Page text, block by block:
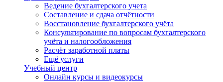
Ведение бухгалтерского учета
Составление и сдача отчётности
Восстановление бухгалтерского учёта
Консультирование по вопросам бухгалтерского
учёта и налогообложения
Расчёт заработной платы
Ещё услуги
Учебный центр
Онлайн курсы и видеокурсы